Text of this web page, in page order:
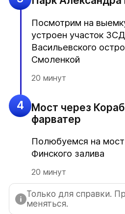
Посмотрим на
устроен участок
Васильевского
Смоленкой
20 минут
4
Мост через
фарватер
Полюбуемся на
Финского залива
20 минут
Только для справки.
меняться.